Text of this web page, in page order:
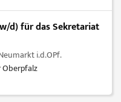
d) für das Sekretariat
i.d.OPf.
Oberpfalz